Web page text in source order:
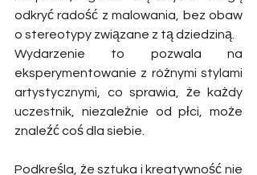
odkryć radość z malowania, bez obaw
o stereotypy związane z tą dziedziną.
Wydarzenie to pozwala na
eksperymentowanie z różnymi stylami
artystycznymi, co sprawia, że każdy
uczestnik, niezależnie od płci, może
znaleźć coś dla siebie.
Podkreśla, że sztuka i kreatywność nie